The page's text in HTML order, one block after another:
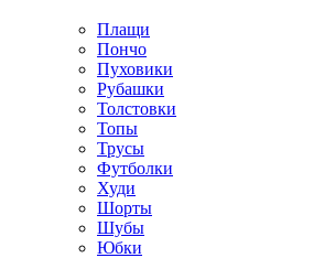
Плащи
Пончо
Пуховики
Рубашки
Толстовки
Топы
Трусы
Футболки
Худи
Шорты
Шубы
Юбки